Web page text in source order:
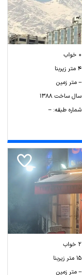
0 خواب
4 متر زیربنا
-- متر زمین
سال ساخت 1388
شماره طبقه: --
2 خواب
15 متر زیربنا
-- متر زمین